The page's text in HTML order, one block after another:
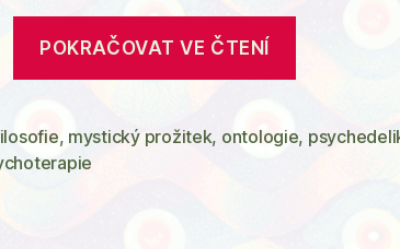
POKRAČOVAT VE ČTENÍ
proces
, mystický prožitek, ontologie,